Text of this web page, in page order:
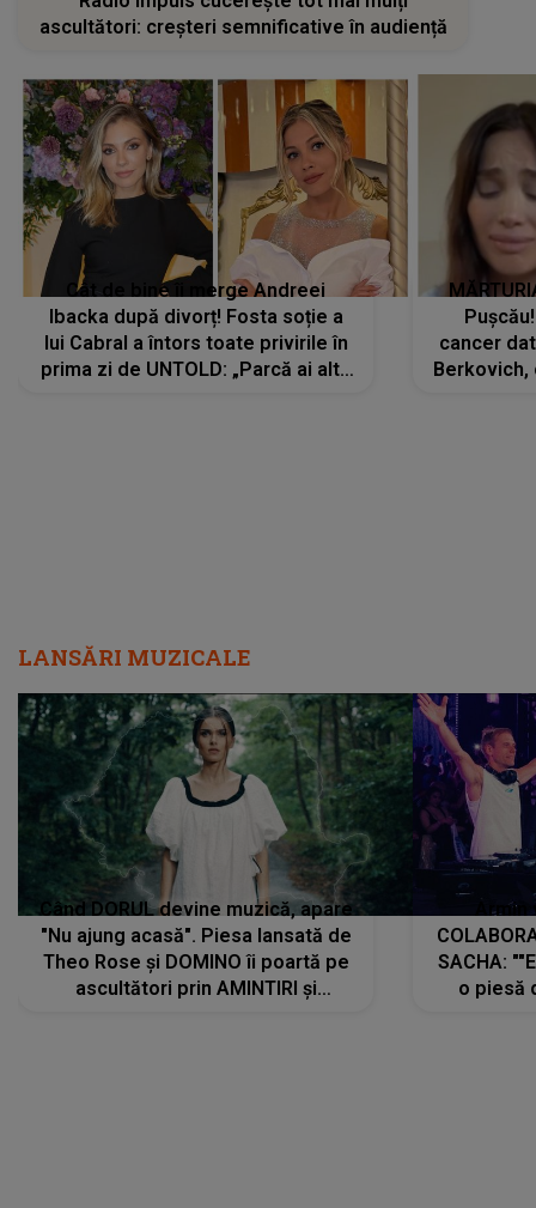
ascultători: creșteri semnificative în audiență
Cât de bine îi merge Andreei
Ibacka după divorț! Fosta soție a
lui Cabral a întors toate privirile în
prima zi de UNTOLD: „Parcă ai altă
cancer
Berkovich,
LANSĂRI MUZICALE
Când DORUL devine muzică, apare
"Nu ajung acasă". Piesa lansată de
Theo Rose și DOMINO îi poartă pe
ascultători prin AMINTIRI și
SACHA:
o piesă